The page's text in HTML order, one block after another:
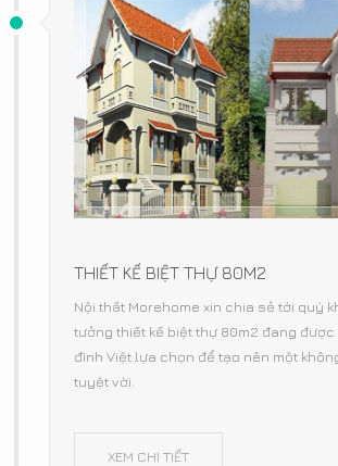
THIẾT KẾ BIỆT THỰ 80M2
Nội thất Morehome xin chia sẻ tới quý
tưởng thiết kế biệt thự 80m2 đang
đình Việt lựa chọn để tạo nên một
tuyệt vời.
XEM CHI TIẾT